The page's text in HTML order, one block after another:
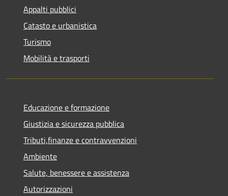
Appalti pubblici
Catasto e urbanistica
Turismo
Mobilità e trasporti
Educazione e formazione
Giustizia e sicurezza pubblica
Tributi,finanze e contravvenzioni
Ambiente
Salute, benessere e assistenza
Autorizzazioni